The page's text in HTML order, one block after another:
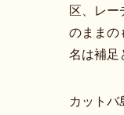
区、レー
のままの
名は補足
カットバ